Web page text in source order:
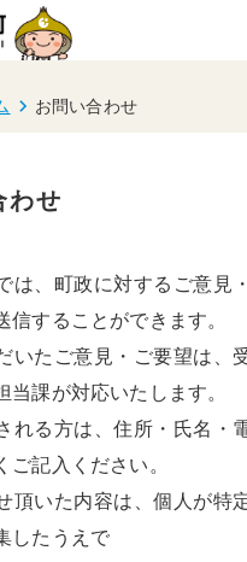
お問い合わせ
わせ
は、町政に対するご意見
信することができます。
いたご意見・ご要望は、
当課が対応いたします。
れる方は、住所・氏名・
ご記入ください。
頂いた内容は、個人が特
したうえで